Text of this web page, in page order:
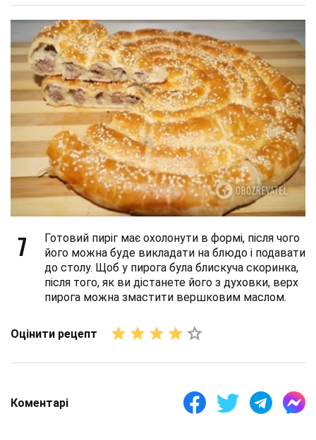
7
Готовий пиріг має охолонути в формі, після чого
його можна буде викладати на блюдо і подавати
до столу. Щоб у пирога була блискуча скоринка,
після того, як ви дістанете його з духовки, верх
пирога можна змастити вершковим маслом.
Оцінити рецепт
Коментарі